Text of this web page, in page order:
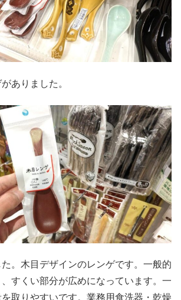
ありました。
。木目デザインのレンゲです。一般的
すくい部分が広めになっています。一
取りやすいです。業務用食洗器・乾燥